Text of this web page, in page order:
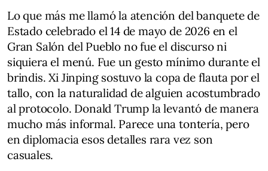
Lo que más me llamó la atención del banquete de
Estado celebrado el 14 de mayo de 2026 en el
Gran Salón del Pueblo no fue el discurso ni
siquiera el menú. Fue un gesto mínimo durante el
brindis. Xi Jinping sostuvo la copa de flauta por el
tallo, con la naturalidad de alguien acostumbrado
al protocolo. Donald Trump la levantó de manera
mucho más informal. Parece una tontería, pero
en diplomacia esos detalles rara vez son
casuales.